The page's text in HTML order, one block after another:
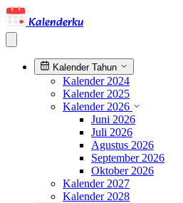
Kalenderku
Kalender Tahun
Kalender 2024
Kalender 2025
Kalender 2026
Juni 2026
Juli 2026
Agustus 2026
September 2026
Oktober 2026
Kalender 2027
Kalender 2028